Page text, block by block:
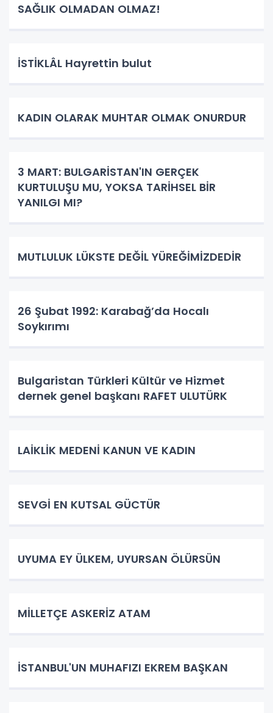
SAĞLIK OLMADAN OLMAZ!
İSTİKLÂL Hayrettin bulut
KADIN OLARAK MUHTAR OLMAK ONURDUR
3 MART: BULGARİSTAN'IN GERÇEK
KURTULUŞU MU, YOKSA TARİHSEL BİR
YANILGI MI?
MUTLULUK LÜKSTE DEĞİL YÜREĞİMİZDEDİR
26 Şubat 1992: Karabağ’da Hocalı
Soykırımı
Bulgaristan Türkleri Kültür ve Hizmet
dernek genel başkanı RAFET ULUTÜRK
LAİKLİK MEDENİ KANUN VE KADIN
SEVGİ EN KUTSAL GÜCTÜR
UYUMA EY ÜLKEM, UYURSAN ÖLÜRSÜN
​MİLLETÇE ASKERİZ ATAM
İSTANBUL'UN MUHAFIZI EKREM BAŞKAN